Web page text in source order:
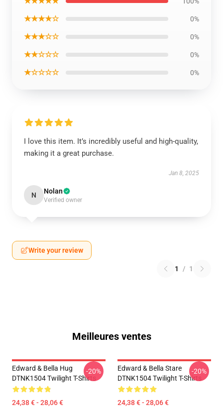
★★★★☆ 0%
★★★☆☆ 0%
★★☆☆☆ 0%
★☆☆☆☆ 0%
I love this item. It’s incredibly useful and high-quality,
making it a great purchase.
Jan 8, 2025
N Nolan
Verified owner
Write your review
1 / 1
Meilleures ventes
Edward & Bella Hug
DTNK1504 Twilight T-Shirts
24,38 € - 28,06 €
-20%
Edward & Bella Stare
DTNK1504 Twilight T-Shirts
24,38 € - 28,06 €
-20%